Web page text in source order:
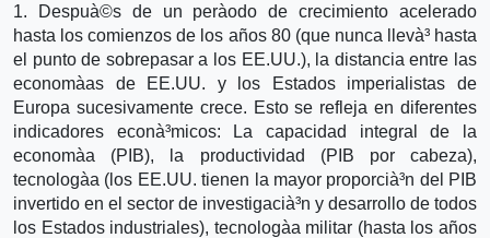
1. Despuà©s de un perà­odo de crecimiento acelerado
hasta los comienzos de los años 80 (que nunca llevà³ hasta
el punto de sobrepasar a los EE.UU.), la distancia entre las
economà­as de EE.UU. y los Estados imperialistas de
Europa sucesivamente crece. Esto se refleja en diferentes
indicadores econà³micos: La capacidad integral de la
economà­a (PIB), la productividad (PIB por cabeza),
tecnologà­a (los EE.UU. tienen la mayor proporcià³n del PIB
invertido en el sector de investigacià³n y desarrollo de todos
los Estados industriales), tecnologà­a militar (hasta los años